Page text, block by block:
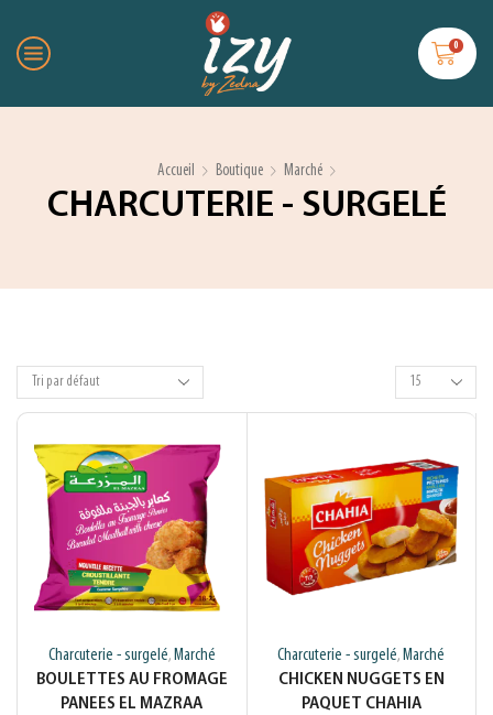
0
Accueil Boutique Marché
CHARCUTERIE - SURGELÉ
Charcuterie - surgelé, Marché
BOULETTES AU FROMAGE
PANEES EL MAZRAA
Charcuterie - surgelé, Marché
CHICKEN NUGGETS EN
PAQUET CHAHIA